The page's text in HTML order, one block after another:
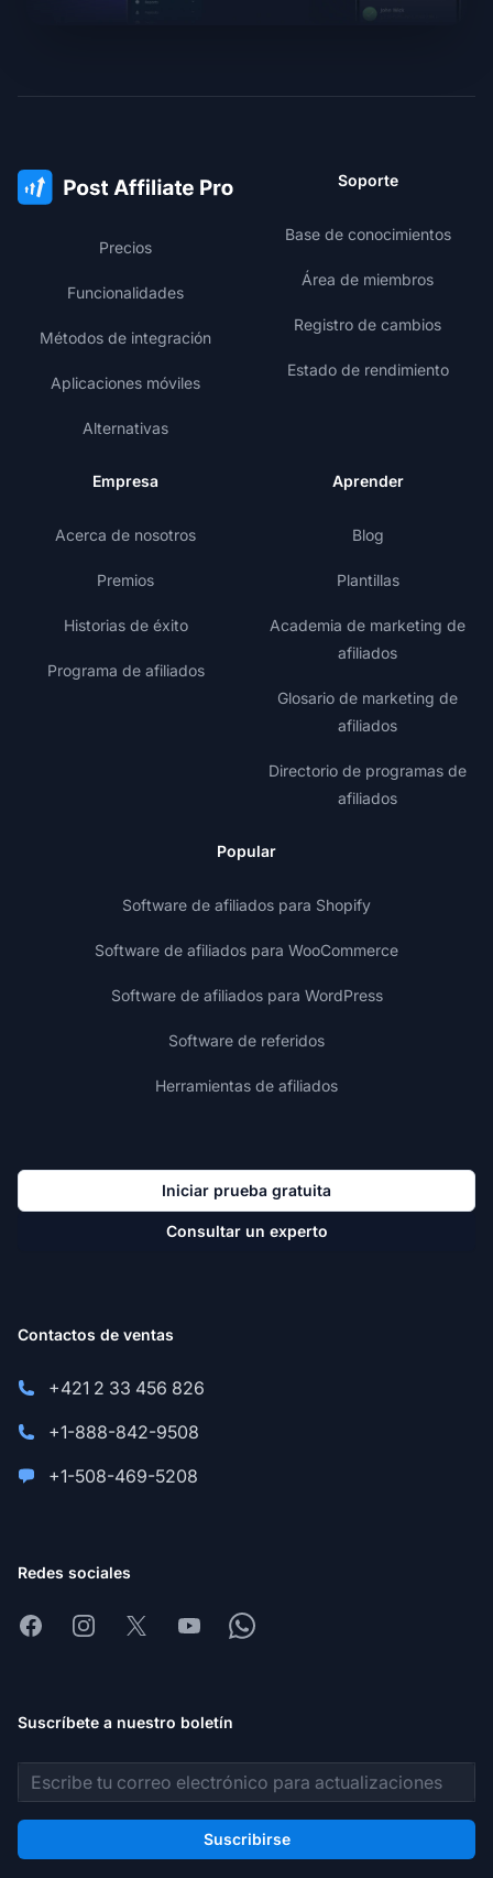
Precios
Funcionalidades
Métodos de integración
Aplicaciones móviles
Alternativas
Soporte
Base de conocimientos
Área de miembros
Registro de cambios
Estado de rendimiento
Empresa
Acerca de nosotros
Premios
Historias de éxito
Programa de afiliados
Aprender
Blog
Plantillas
Academia de marketing de
afiliados
Glosario de marketing de
afiliados
Directorio de programas de
afiliados
Popular
Software de afiliados para Shopify
Software de afiliados para WooCommerce
Software de afiliados para WordPress
Software de referidos
Herramientas de afiliados
Iniciar prueba gratuita
Consultar un experto
Contactos de ventas
+421 2 33 456 826
+1-888-842-9508
+1-508-469-5208
Redes sociales
FacebookInstagram
X YoutubeWhatsapp
Suscríbete a nuestro boletín
Dirección de correo electrónico
Suscribirse